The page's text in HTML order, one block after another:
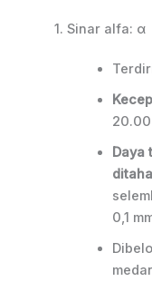
1. Sinar alfa: α
Daya
0,1